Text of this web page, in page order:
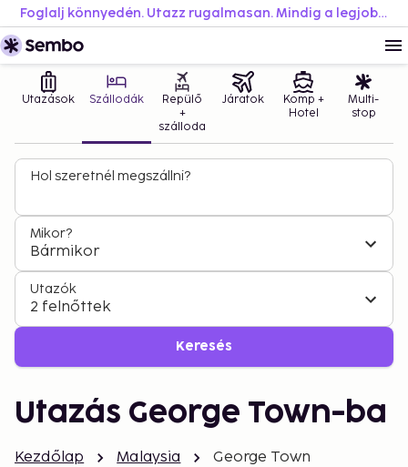
Foglalj könnyedén. Utazz rugalmasan. Mindig a legjobb áron.
Utazások Szállodák
Repülő
+
szálloda
Járatok
Komp +
Hotel
Multi-
stop
Hol szeretnél megszállni?
Mikor?
Bármikor
Utazók
2 felnőttek
Keresés
Utazás George Town-ba
Kezdőlap Malaysia George Town